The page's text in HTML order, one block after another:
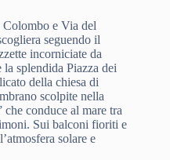
e Via del
seguendo il
incorniciate da
splendida Piazza dei
della chiesa di
scolpite nella
conduce al mare tra
Sui balconi fioriti e
solare e